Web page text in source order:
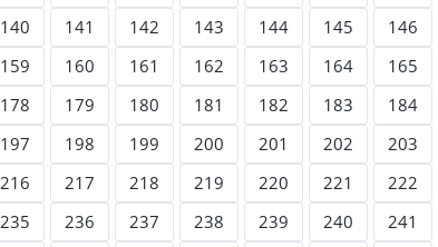
140 141 142 143 144 145 146
159 160 161 162 163 164 165
178 179 180 181 182 183 184
197 198 199 200 201 202 203
216 217 218 219 220 221 222
235 236 237 238 239 240 241